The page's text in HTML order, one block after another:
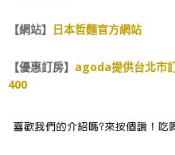
【網站】 日本哲麵官方網站
【優惠訂房】 agoda提供台北市
400